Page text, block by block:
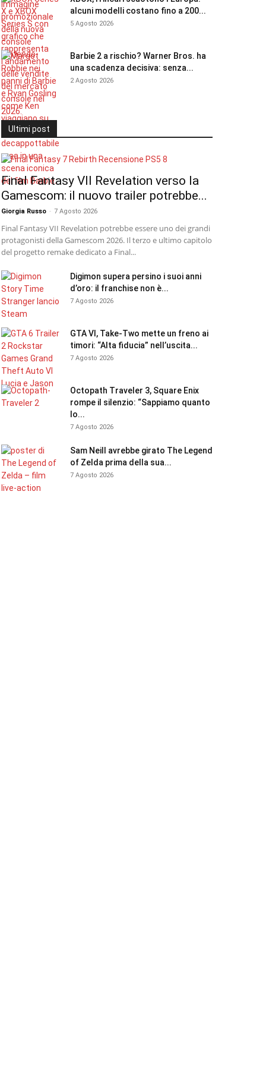
alcuni modelli costano fino a 200...
5 Agosto 2026
Barbie 2 a rischio? Warner Bros. ha
una scadenza decisiva: senza...
2 Agosto 2026
Ultimi post
Final Fantasy VII Revelation verso la
Gamescom: il nuovo trailer potrebbe...
Giorgia Russo - 7 Agosto 2026
Final Fantasy VII Revelation potrebbe essere uno dei grandi
protagonisti della Gamescom 2026. Il terzo e ultimo capitolo
del progetto remake dedicato a Final...
Digimon supera persino i suoi anni
d’oro: il franchise non è...
7 Agosto 2026
GTA VI, Take-Two mette un freno ai
timori: “Alta fiducia” nell’uscita...
7 Agosto 2026
Octopath Traveler 3, Square Enix
rompe il silenzio: “Sappiamo quanto
lo...
7 Agosto 2026
Sam Neill avrebbe girato The Legend
of Zelda prima della sua...
7 Agosto 2026